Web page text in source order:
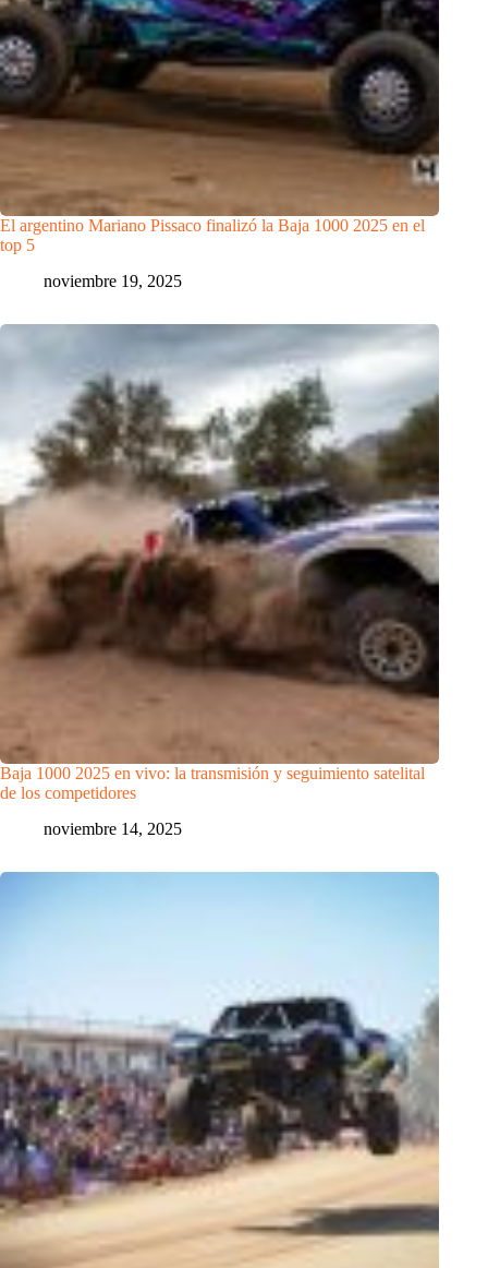
El argentino Mariano Pissaco finalizó la Baja 1000 2025 en el
top 5
noviembre 19, 2025
Baja 1000 2025 en vivo: la transmisión y seguimiento satelital
de los competidores
noviembre 14, 2025